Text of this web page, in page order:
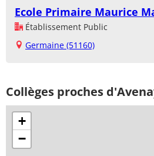
Ecole Primaire Maurice
Établissement Public
Germaine (51160)
Collèges proches
+
−